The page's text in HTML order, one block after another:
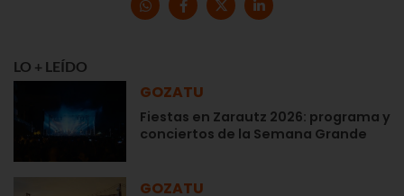
LO + LEÍDO
GOZATU
Fiestas en Zarautz 2026: programa y
conciertos de la Semana Grande
GOZATU